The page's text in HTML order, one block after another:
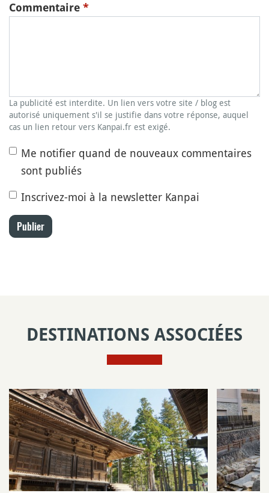
Commentaire *
La publicité est interdite. Un lien vers votre site / blog est
autorisé uniquement s'il se justifie dans votre réponse, auquel
cas un lien retour vers Kanpai.fr est exigé.
Me notifier quand de nouveaux commentaires
sont publiés
Inscrivez-moi à la newsletter Kanpai
Publier
DESTINATIONS ASSOCIÉES